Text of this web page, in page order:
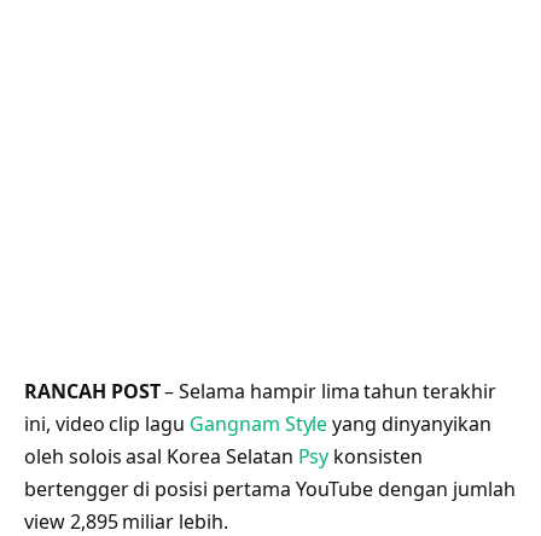
RANCAH POST– Selama hampir lima tahun terakhir
ini, video clip lagu Gangnam Styleyang dinyanyikan
oleh solois asal Korea Selatan Psy konsisten
bertengger di posisi pertama YouTube dengan jumlah
view 2,895 miliar lebih.